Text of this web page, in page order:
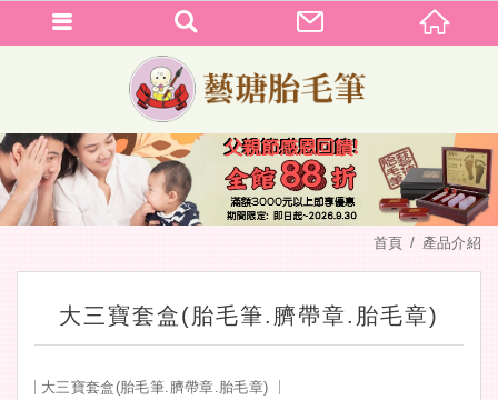
首頁 產品介紹
大三寶套盒(胎毛筆.臍帶章.胎毛章)
大三寶套盒(胎毛筆.臍帶章.胎毛章)